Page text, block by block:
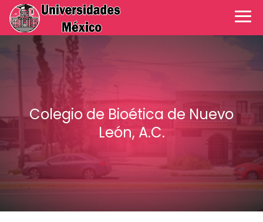
Colegio de Bioética de Nuevo
León, A.C.